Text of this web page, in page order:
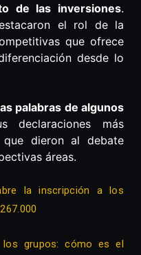
de las inversiones.
el rol de la
que ofrece
desde lo
palabras de algunos
declaraciones más
dieron al debate
áreas.
la inscripción a los
grupos: cómo es el